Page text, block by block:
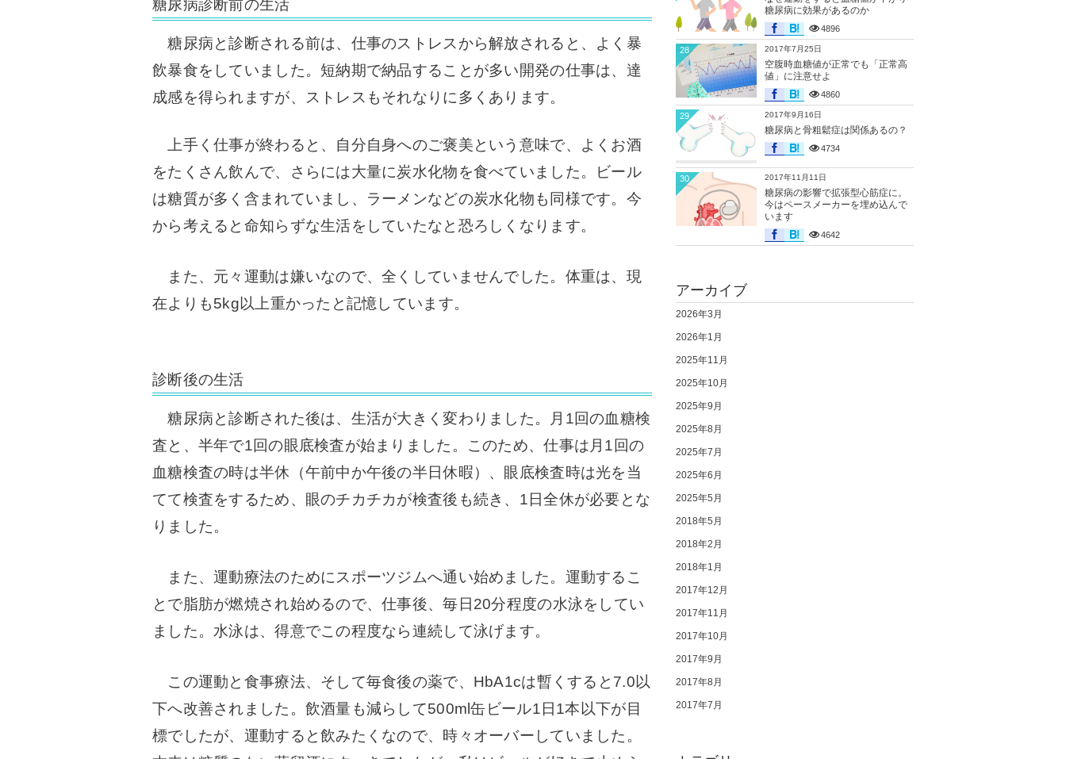
糖尿病診断前の生活
糖尿病と診断される前は、仕事のストレスから解放されると、よく暴
飲暴食をしていました。短納期で納品することが多い開発の仕事は、達
成感を得られますが、ストレスもそれなりに多くあります。
上手く仕事が終わると、自分自身へのご褒美という意味で、よくお酒
をたくさん飲んで、さらには大量に炭水化物を食べていました。ビール
は糖質が多く含まれていまし、ラーメンなどの炭水化物も同様です。今
から考えると命知らずな生活をしていたなと恐ろしくなります。
また、元々運動は嫌いなので、全くしていませんでした。体重は、現
在よりも5kg以上重かったと記憶しています。
診断後の生活
糖尿病と診断された後は、生活が大きく変わりました。月1回の血糖検
査と、半年で1回の眼底検査が始まりました。このため、仕事は月1回の
血糖検査の時は半休（午前中か午後の半日休暇）、眼底検査時は光を当
てて検査をするため、眼のチカチカが検査後も続き、1日全休が必要とな
りました。
また、運動療法のためにスポーツジムへ通い始めました。運動するこ
とで脂肪が燃焼され始めるので、仕事後、毎日20分程度の水泳をしてい
ました。水泳は、得意でこの程度なら連続して泳げます。
この運動と食事療法、そして毎食後の薬で、HbA1cは暫くすると7.0以
下へ改善されました。飲酒量も減らして500ml缶ビール1日1本以下が目
標でしたが、運動すると飲みたくなので、時々オーバーしていました。
糖尿病に効果があるのか
4896
2017年7月25日
空腹時血糖値が正常でも「正常高
値」に注意せよ
4860
28
2017年9月16日
糖尿病と骨粗鬆症は関係あるの？
4734
29
2017年11月11日
糖尿病の影響で拡張型心筋症に。
今はペースメーカーを埋め込んで
います
4642
30
アーカイブ
2026年3月
2026年1月
2025年11月
2025年10月
2025年9月
2025年8月
2025年7月
2025年6月
2025年5月
2018年5月
2018年2月
2018年1月
2017年12月
2017年11月
2017年10月
2017年9月
2017年8月
2017年7月